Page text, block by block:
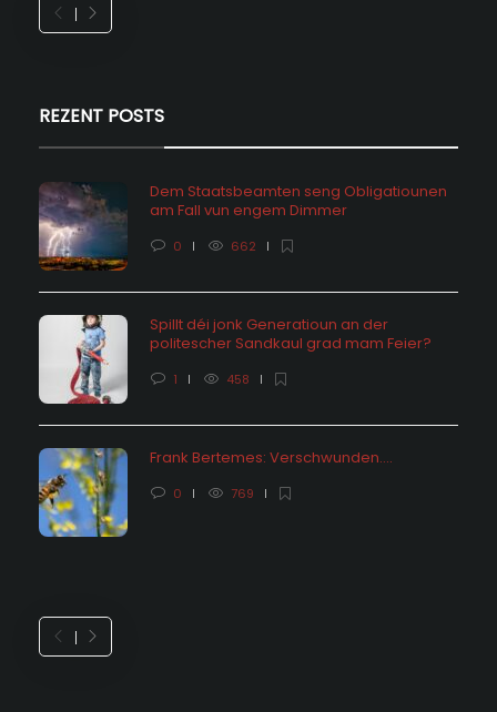
REZENT POSTS
Dem Staatsbeamten seng Obligatiounen
am Fall vun engem Dimmer
0 662
Spillt déi jonk Generatioun an der
politescher Sandkaul grad mam Feier?
1 458
Frank Bertemes: Verschwunden….
0 769